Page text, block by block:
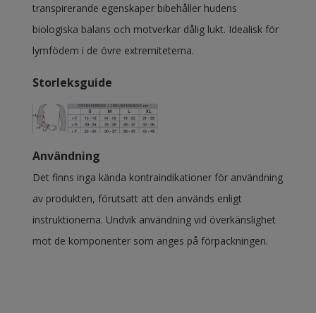
transpirerande egenskaper bibehåller hudens
biologiska balans och motverkar dålig lukt. Idealisk för
lymfödem i de övre extremiteterna.
Storleksguide
Användning
Det finns inga kända kontraindikationer för användning
av produkten, förutsatt att den används enligt
instruktionerna. Undvik användning vid överkänslighet
mot de komponenter som anges på förpackningen.